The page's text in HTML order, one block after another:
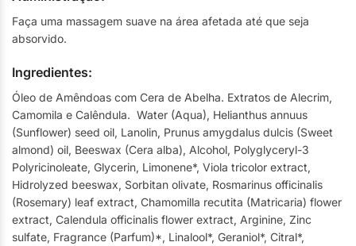
Faça uma massagem suave na área afetada até que seja
absorvido.
Ingredientes:
Óleo de Amêndoas com Cera de Abelha. Extratos de Alecrim,
Camomila e Calêndula. Water (Aqua), Helianthus annuus
(Sunflower) seed oil, Lanolin, Prunus amygdalus dulcis (Sweet
almond) oil, Beeswax (Cera alba), Alcohol, Polyglyceryl-3
Polyricinoleate, Glycerin, Limonene*, Viola tricolor extract,
Hidrolyzed beeswax, Sorbitan olivate, Rosmarinus officinalis
(Rosemary) leaf extract, Chamomilla recutita (Matricaria) flower
extract, Calendula officinalis flower extract, Arginine, Zinc
sulfate, Fragrance (Parfum)*, Linalool*, Geraniol*, Citral*,